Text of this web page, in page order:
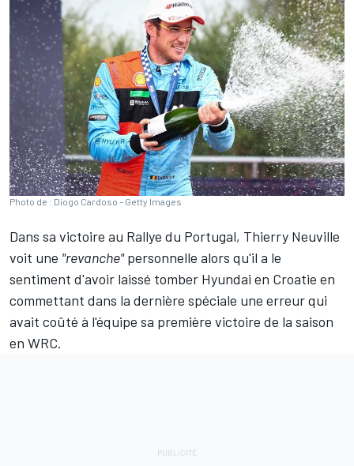
Photo de : Diogo Cardoso – Getty Images
Dans sa victoire au Rallye du Portugal, Thierry Neuville
voit une "revanche"personnelle alors qu'il a le
sentiment d'avoir laissé tomber Hyundai en Croatie en
commettant dans la dernière spéciale une erreur qui
avait coûté à l'équipe sa première victoire de la saison
en WRC.